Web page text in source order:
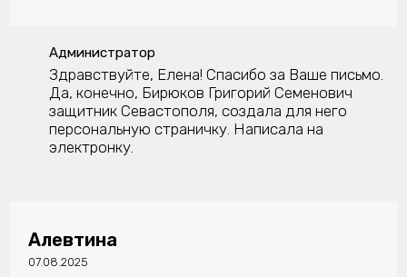
Администратор
Здравствуйте, Елена! Спасибо за Ваше письмо.
Да, конечно, Бирюков Григорий Семенович
защитник Севастополя, создала для него
персональную страничку. Написала на
электронку.
Алевтина
07.08.2025